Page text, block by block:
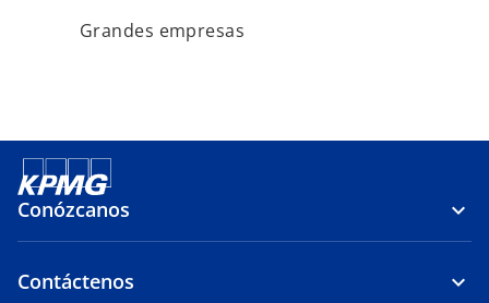
Grandes empresas
Conózcanos
Contáctenos